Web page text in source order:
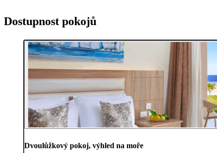
Dostupnost pokojů
Dvoulůžkový pokoj, výhled na moře